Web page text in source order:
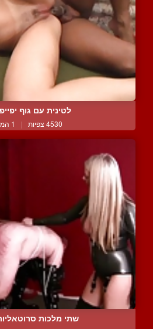
לטינית עם גוף
4530 צפיות | 1 המלצות
שתי מלכות